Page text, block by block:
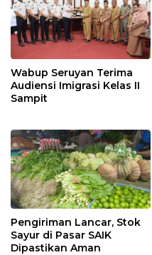
Wabup Seruyan Terima
Audiensi Imigrasi Kelas II
Sampit
Pengiriman Lancar, Stok
Sayur di Pasar SAIK
Dipastikan Aman